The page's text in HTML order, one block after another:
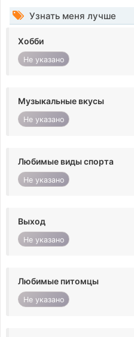
Узнать меня лучше
Хобби
Не указано
Музыкальные вкусы
Не указано
Любимые виды спорта
Не указано
Выход
Не указано
Любимые питомцы
Не указано